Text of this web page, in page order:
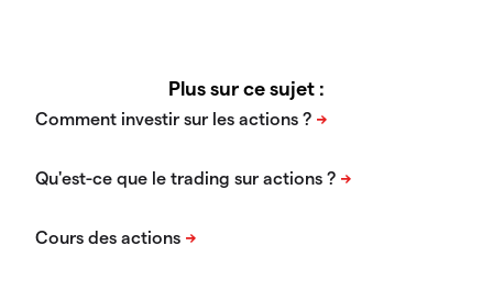
Plus sur ce sujet :